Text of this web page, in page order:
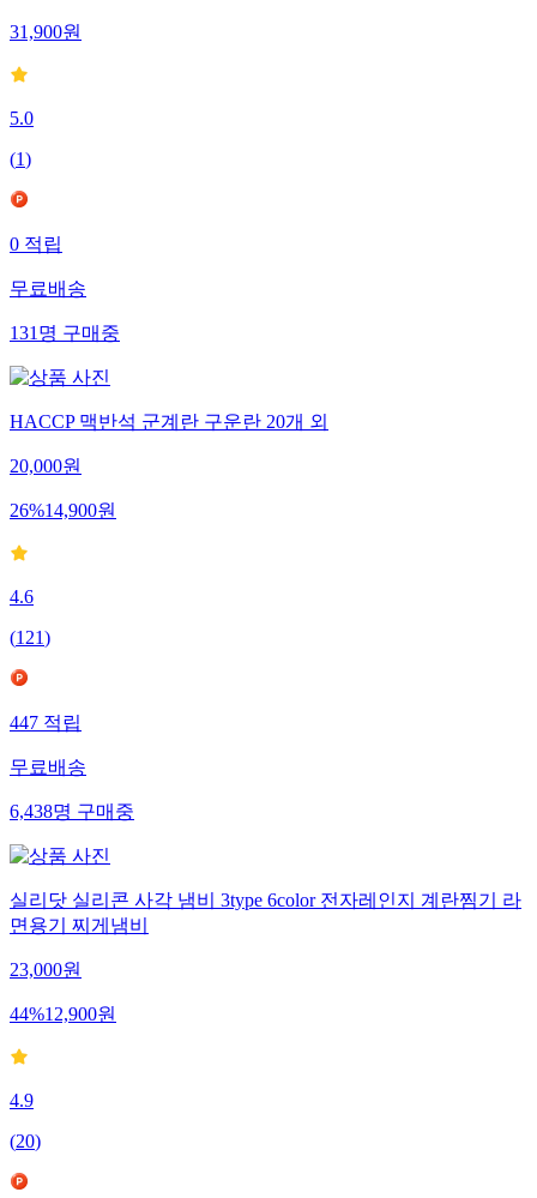
31,900원
5.0
(1)
0 적립
무료배송
131 명 구매중
HACCP 맥반석 군계란 구운란 20개 외
20,000원
26%14,900원
4.6
(121)
447 적립
무료배송
6,438명 구매중
실리닷 실리콘 사각 냄비 3type 6color 전자레인지 계란찜기 라
면용기 찌게냄비
23,000원
44%12,900원
4.9
(20)